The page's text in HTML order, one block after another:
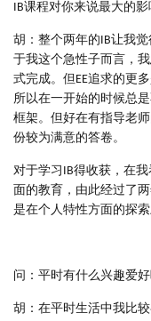
IB课程对你来说最大的影
胡：整个两年的IB让我
于我这个急性子而言，
式完成。但EE追求的更
所以在一开始的时候总
框架。但好在有指导老
份较为满意的答卷。
对于学习IB得收获，在
面的教育，由此经过了
是在个人特性方面的探
问：平时有什么兴趣爱好
胡：在平时生活中我比